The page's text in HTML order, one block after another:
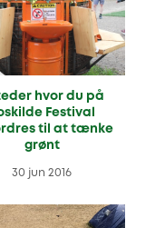
hvor du på
Festival
til at tænke
grønt
30 jun 2016